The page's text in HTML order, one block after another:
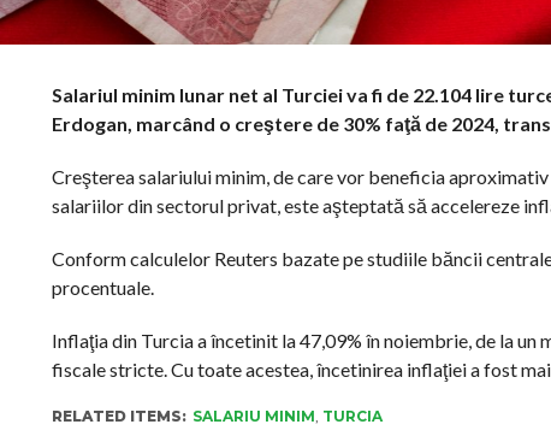
Salariul minim lunar net al Turciei va fi de 22.104 lire
Erdogan, marcând o creştere de 30% faţă de 2024,
Creşterea salariului minim, de care vor beneficia
salariilor din sectorul privat, este aşteptată să accelereze
Conform calculelor Reuters bazate pe studiile băncii
procentuale.
Inflaţia din Turcia a încetinit la 47,09% în noiembrie, de la
fiscale stricte. Cu toate acestea, încetinirea inflaţiei a fost
RELATED ITEMS: SALARIU MINIM, TURCIA